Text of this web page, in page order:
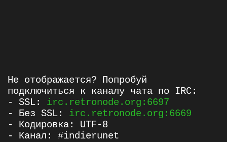
Не отображается? Попробуй
подключиться к каналу чата по IRC:
- SSL: irc.retronode.org:6697
- Без SSL: irc.retronode.org:6669
- Кодировка: UTF-8
- Канал: #indierunet